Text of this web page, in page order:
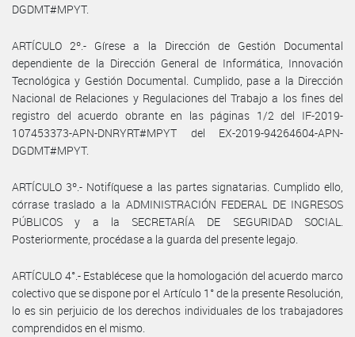
DGDMT#MPYT.
ARTÍCULO 2º.- Gírese a la Dirección de Gestión Documental
dependiente de la Dirección General de Informática, Innovación
Tecnológica y Gestión Documental. Cumplido, pase a la Dirección
Nacional de Relaciones y Regulaciones del Trabajo a los fines del
registro del acuerdo obrante en las páginas 1/2 del IF-2019-
107453373-APN-DNRYRT#MPYT del EX-2019-94264604-APN-
DGDMT#MPYT.
ARTÍCULO 3º.- Notifíquese a las partes signatarias. Cumplido ello,
córrase traslado a la ADMINISTRACIÓN FEDERAL DE INGRESOS
PÚBLICOS y a la SECRETARÍA DE SEGURIDAD SOCIAL.
Posteriormente, procédase a la guarda del presente legajo.
ARTÍCULO 4°.- Establécese que la homologación del acuerdo marco
colectivo que se dispone por el Artículo 1° de la presente Resolución,
lo es sin perjuicio de los derechos individuales de los trabajadores
comprendidos en el mismo.